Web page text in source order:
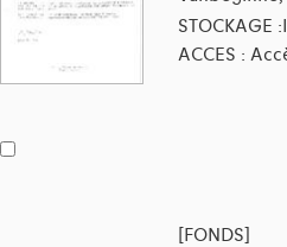
STOCKAGE
ACCES :
[FONDS]